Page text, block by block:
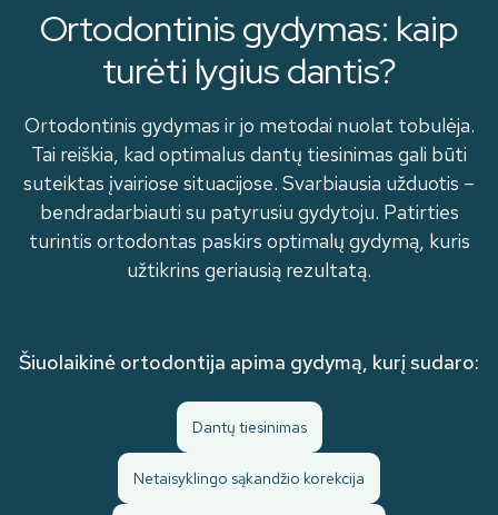
Ortodontinis gydymas: kaip
turėti lygius dantis?
Ortodontinis gydymas ir jo metodai nuolat tobulėja.
Tai reiškia, kad optimalus dantų tiesinimas gali būti
suteiktas įvairiose situacijose. Svarbiausia užduotis –
bendradarbiauti su patyrusiu gydytoju. Patirties
turintis ortodontas paskirs optimalų gydymą, kuris
užtikrins geriausią rezultatą.
Šiuolaikinė ortodontija apima gydymą, kurį sudaro:
Dantų tiesinimas
Netaisyklingo sąkandžio korekcija